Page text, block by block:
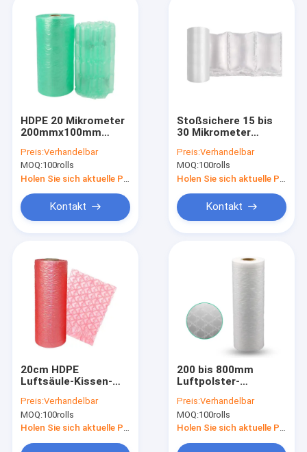
HDPE 20 Mikrometer
200mmx100mm
Rollen-
Preis:Verhandelbar
MOQ:100rolls
Kontakt
Stoßsichere 15 bis
30 Mikrometer
Filmstreifen-
Schlagzähigkeits-
Preis:Verhandelbar
MOQ:100rolls
Kontakt
20cm HDPE
Luftsäule-Kissen-
Schutz
Preis:Verhandelbar
MOQ:100rolls
Holen Sie sich aktuelle Preis
200 bis 800mm
Luftpolster-
30 Mikrometer Luft-
Kissen-
Luftpolsterfolie-
Preis:Verhandelbar
MOQ:100rolls
Holen Sie sich aktuelle Preis